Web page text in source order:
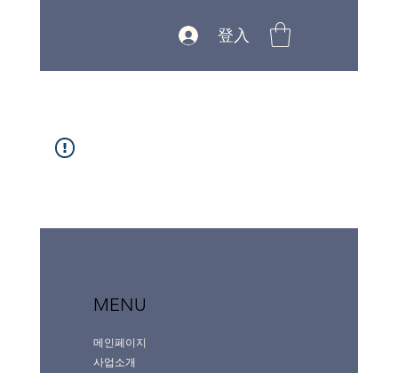
登入
MENU
메인페이지
사업소개